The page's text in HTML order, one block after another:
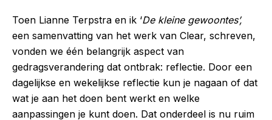
Toen Lianne Terpstra en ik ‘De kleine gewoontes’,
een samenvatting van het werk van Clear, schreven,
vonden we één belangrijk aspect van
gedragsverandering dat ontbrak: reflectie. Door een
dagelijkse en wekelijkse reflectie kun je nagaan of dat
wat je aan het doen bent werkt en welke
aanpassingen je kunt doen. Dat onderdeel is nu ruim